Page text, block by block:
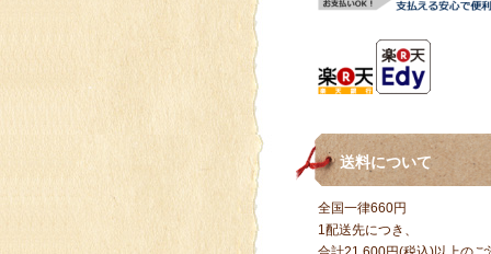
送料について
全国一律660円
1配送先につき、